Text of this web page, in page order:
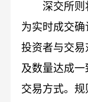
深交所
为实时成交
投资者与交
及数量达成
交易方式。